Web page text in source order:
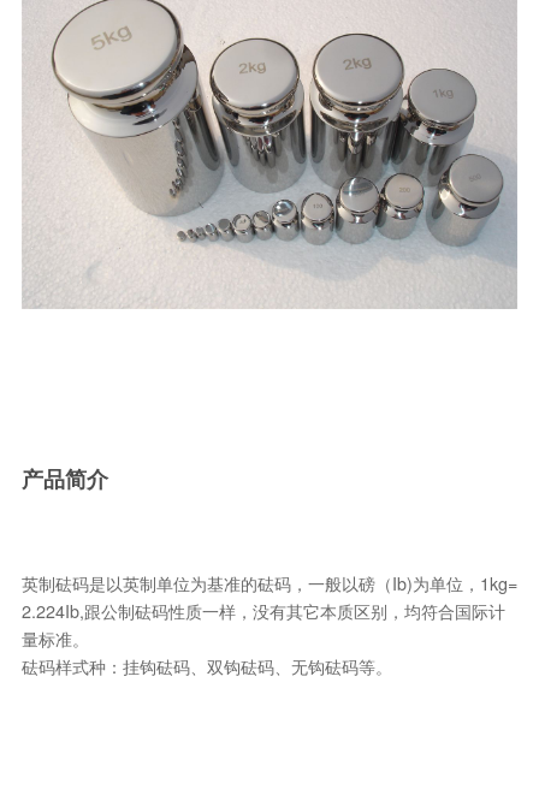
产品简介
英制砝码是以英制单位为基准的砝码，一般以磅（Ib)为单位，1kg=
2.224Ib,跟公制砝码性质一样，没有其它本质区别，均符合国际计
量标准。
砝码样式种：挂钩砝码、双钩砝码、无钩砝码等。